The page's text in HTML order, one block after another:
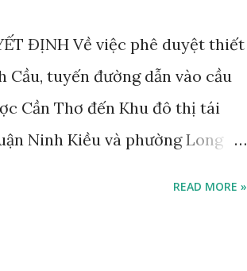
ĐỊNH Về việc phê duyệt thiết
tuyến đường dẫn vào cầu
Cần Thơ đến Khu đô thị tái
Ninh Kiều và phường Long
READ MORE »